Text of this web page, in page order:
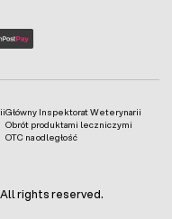
Główny Inspektorat Weterynarii
Obrót produktami leczniczymi
OTC na odległość
rights reserved.